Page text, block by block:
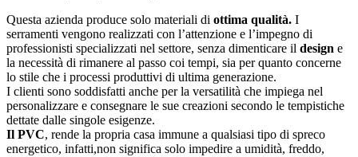
Questa azienda produce solo materiali di ottima qualità. I
serramenti vengono realizzati con l’attenzione e l’impegno di
professionisti specializzati nel settore, senza dimenticare il design e
la necessità di rimanere al passo coi tempi, sia per quanto concerne
lo stile che i processi produttivi di ultima generazione.
I clienti sono soddisfatti anche per la versatilità che impiega nel
personalizzare e consegnare le sue creazioni secondo le tempistiche
dettate dalle singole esigenze.
Il PVC, rende la propria casa immune a qualsiasi tipo di spreco
energetico, infatti,non significa solo impedire a umidità, freddo,